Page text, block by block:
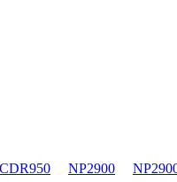
NP2900